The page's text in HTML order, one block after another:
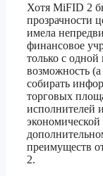
Хотя MiFID 2
прозрачности
имела
финансовое
только с
возможность
собирать
торговых
исполнителей
преимуществ
2.